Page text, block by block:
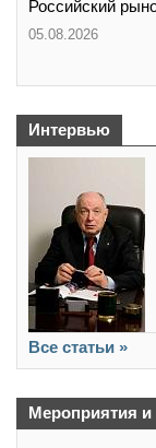
Российский
05.08.2026
Интервью
Все статьи »
Мероприятия и